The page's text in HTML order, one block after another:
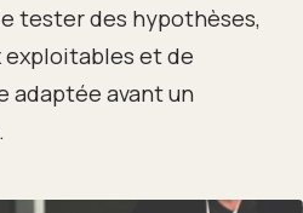
tester des hypothèses,
exploitables et de
adaptée avant un